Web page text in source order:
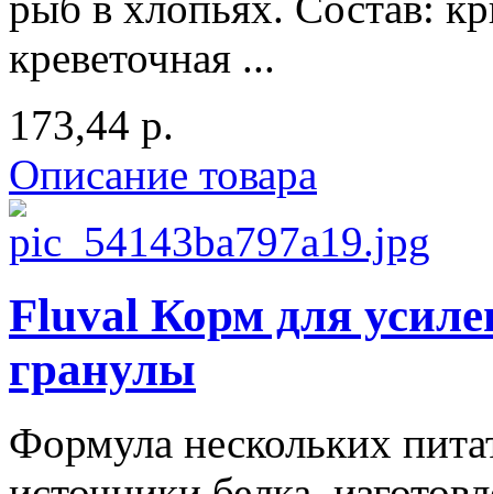
креветочная ...
173,44 р.
Описание товара
Fluval Корм для
гранулы
Формула нескольких